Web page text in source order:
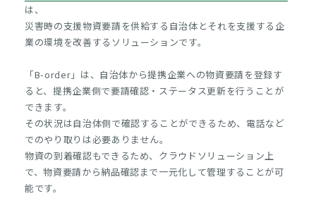
は、
災害時の支援物資要請を供給する自治体とそれを支援する企
業の環境を改善するソリューションです。
「B-order」は、自治体から提携企業への物資要請を登録す
ると、提携企業側で要請確認・ステータス更新を行うことが
できます。
その状況は自治体側で確認することができるため、電話など
でのやり取りは必要ありません。
物資の到着確認もできるため、クラウドソリューション上
で、物資要請から納品確認まで一元化して管理することが可
能です。